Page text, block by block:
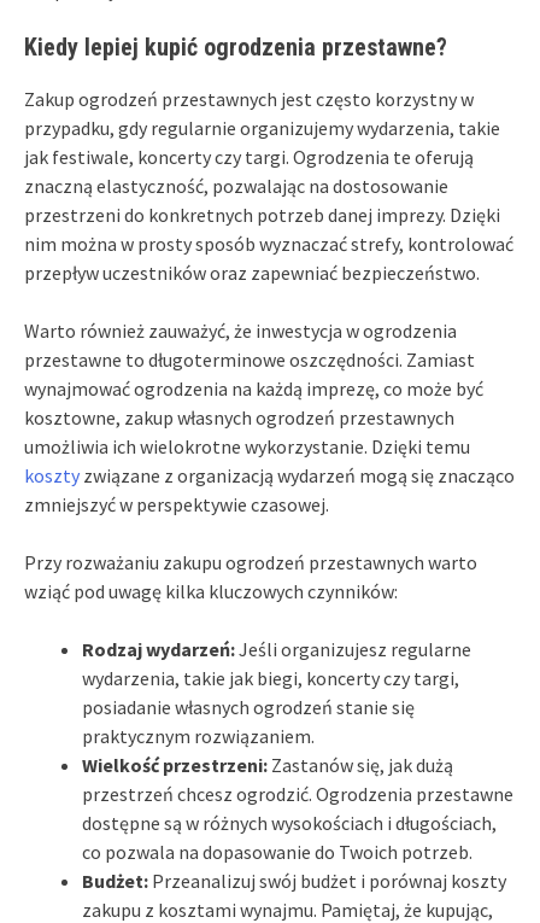
Kiedy lepiej kupić ogrodzenia przestawne?
Zakup ogrodzeń przestawnych jest często korzystny w
przypadku, gdy regularnie organizujemy wydarzenia, takie
jak festiwale, koncerty czy targi. Ogrodzenia te oferują
znaczną elastyczność, pozwalając na dostosowanie
przestrzeni do konkretnych potrzeb danej imprezy. Dzięki
nim można w prosty sposób wyznaczać strefy, kontrolować
przepływ uczestników oraz zapewniać bezpieczeństwo.
Warto również zauważyć, że inwestycja w ogrodzenia
przestawne to długoterminowe oszczędności. Zamiast
wynajmować ogrodzenia na każdą imprezę, co może być
kosztowne, zakup własnych ogrodzeń przestawnych
umożliwia ich wielokrotne wykorzystanie. Dzięki temu
koszty związane z organizacją wydarzeń mogą się znacząco
zmniejszyć w perspektywie czasowej.
Przy rozważaniu zakupu ogrodzeń przestawnych warto
wziąć pod uwagę kilka kluczowych czynników:
Rodzaj wydarzeń:Jeśli organizujesz regularne
wydarzenia, takie jak biegi, koncerty czy targi,
posiadanie własnych ogrodzeń stanie się
praktycznym rozwiązaniem.
Wielkość przestrzeni: Zastanów się, jak dużą
przestrzeń chcesz ogrodzić. Ogrodzenia przestawne
dostępne są w różnych wysokościach i długościach,
co pozwala na dopasowanie do Twoich potrzeb.
Budżet: Przeanalizuj swój budżet i porównaj koszty
zakupu z kosztami wynajmu. Pamiętaj, że kupując,